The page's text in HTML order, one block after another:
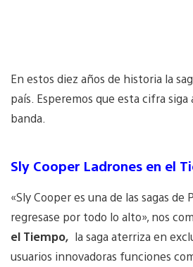
En estos diez años de historia la
país. Esperemos que esta cifra
banda.
Sly Cooper Ladrones en el
«Sly Cooper es una de las sagas
regresase por todo lo alto», nos
el Tiempo, la saga aterriza en
usuarios innovadoras funciones